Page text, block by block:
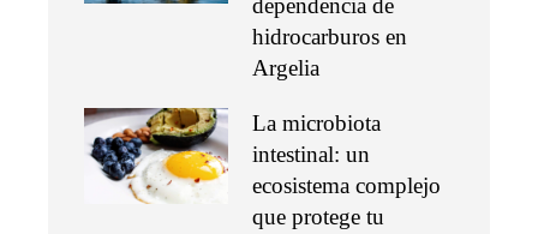
dependencia de
hidrocarburos en
Argelia
La microbiota
intestinal: un
ecosistema complejo
que protege tu